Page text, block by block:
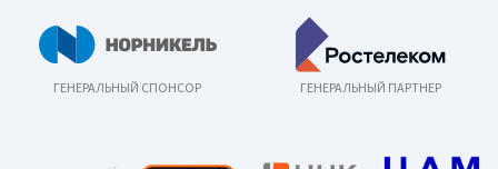
ГЕНЕРАЛЬНЫЙ СПОНСОР ГЕНЕРАЛЬНЫЙ ПАРТНЕР